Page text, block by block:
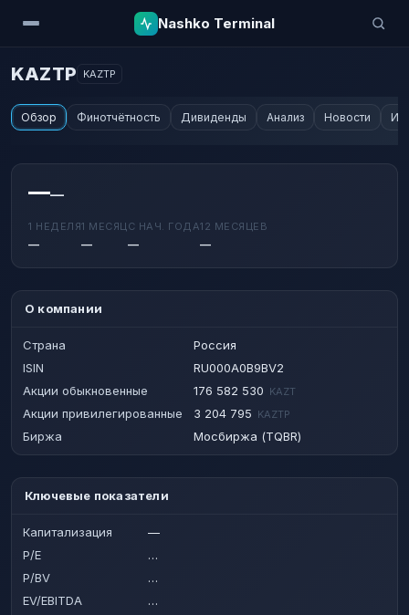
Nashko Terminal
KAZTP KAZTP
Обзор Финотчётность Дивиденды Анализ Новости
——
1 НЕДЕЛЯ
—
1 МЕСЯЦ
—
С НАЧ. ГОДА
—
12 МЕСЯЦЕВ
—
О компании
Страна
Россия
ISIN
RU000A0B9BV2
Акции обыкновенные
176 582 530 KAZT
Акции привилегированные 3 204 795 KAZTP
Биржа Мосбиржа (TQBR)
Ключевые показатели
Капитализация
—
P/E
…
P/BV
…
EV/EBITDA
…